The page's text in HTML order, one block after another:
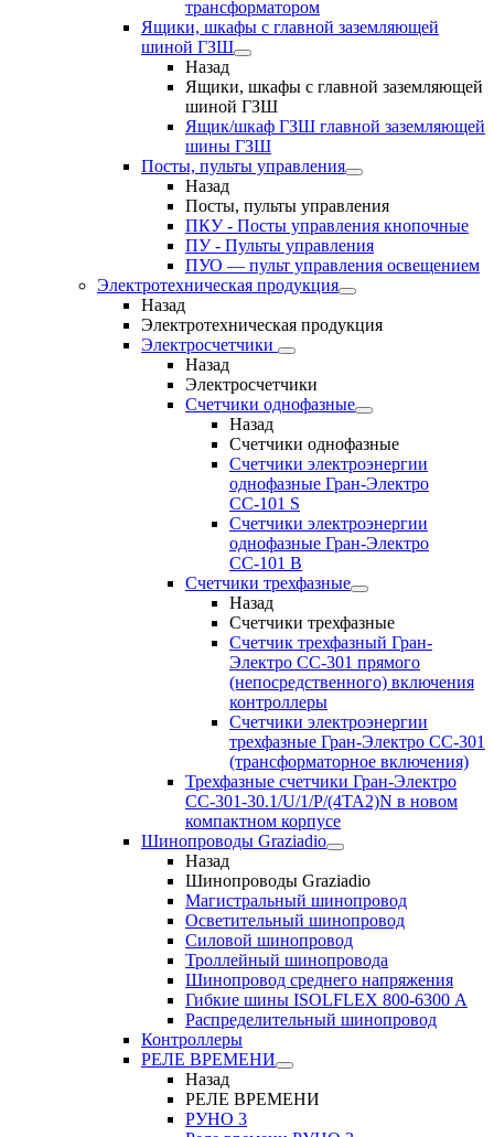
трансформатором
Ящики, шкафы с главной заземляющей
шиной ГЗШ
Назад
Ящики, шкафы с главной заземляющей
шиной ГЗШ
Ящик/шкаф ГЗШ главной заземляющей
шины ГЗШ
Посты, пульты управления
Назад
Посты, пульты управления
ПКУ - Посты управления кнопочные
ПУ - Пульты управления
ПУО — пульт управления освещением
Электротехническая продукция
Назад
Электротехническая продукция
Электросчетчики
Назад
Электросчетчики
Счетчики однофазные
Назад
Счетчики однофазные
Счетчики электроэнергии
однофазные Гран-Электро
СС-101 S
Счетчики электроэнергии
однофазные Гран-Электро
СС-101 B
Счетчики трехфазные
Назад
Счетчики трехфазные
Счетчик трехфазный Гран-
Электро CC-301 прямого
(непосредственного) включения
контроллеры
Счетчики электроэнергии
трехфазные Гран-Электро CC-301
(трансформаторное включения)
Трехфазные счетчики Гран-Электро
СС-301-30.1/U/1/P/(4TA2)N в новом
компактном корпусе
Шинопроводы Graziadio
Назад
Шинопроводы Graziadio
Магистральный шинопровод
Осветительный шинопровод
Силовой шинопровод
Троллейный шинопровода
Шинопровод среднего напряжения
Гибкие шины ISOLFLEX 800-6300 А
Распределительный шинопровод
Контроллеры
РЕЛЕ ВРЕМЕНИ
Назад
РЕЛЕ ВРЕМЕНИ
РУНО 3